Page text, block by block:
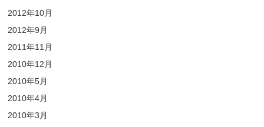
2012年10月
2012年9月
2011年11月
2010年12月
2010年5月
2010年4月
2010年3月